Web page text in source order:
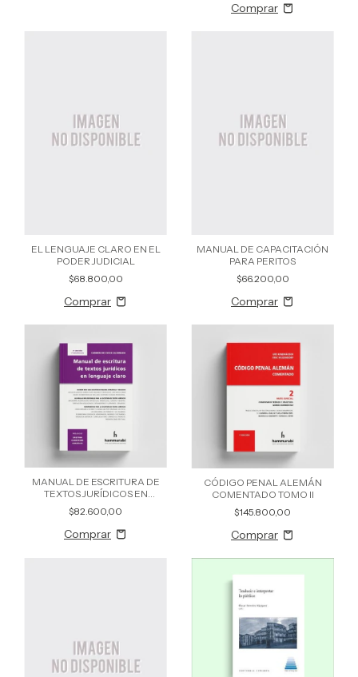
EL LENGUAJE CLARO EN EL
PODER JUDICIAL
$68.800,00
MANUAL DE CAPACITACIÓN
PARA PERITOS
$66.200,00
MANUAL DE ESCRITURA DE
TEXTOS JURÍDICOS EN
LENGUAJE CLARO
$82.600,00
CÓDIGO PENAL ALEMÁN
COMENTADO TOMO II
$145.800,00